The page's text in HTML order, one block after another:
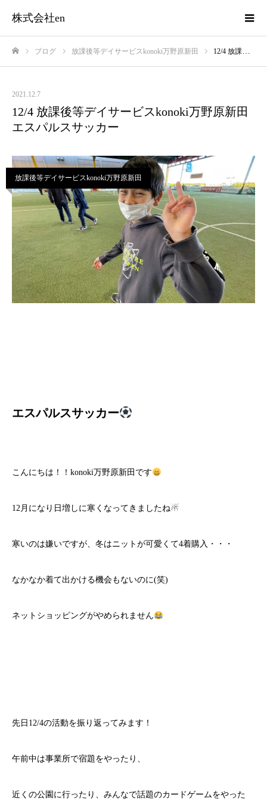
株式会社en
ブログ 放課後等デイサービスkonoki万野原新田 12/4 放課後等デイサービスkonoki万野原新田 エスパルスサッカー
2021.12.7
12/4 放課後等デイサービスkonoki万野原新田
エスパルスサッカー
放課後等デイサービスkonoki万野原新田
エスパルスサッカー
こんにちは！！konoki万野原新田です
12月になり日増しに寒くなってきましたね☃
寒いのは嫌いですが、冬はニットが可愛くて4着購入・・・
なかなか着て出かける機会もないのに(笑)
ネットショッピングがやめられません
先日12/4の活動を振り返ってみます！
午前中は事業所で宿題をやったり、
近くの公園に行ったり、みんなで話題のカードゲームをやった